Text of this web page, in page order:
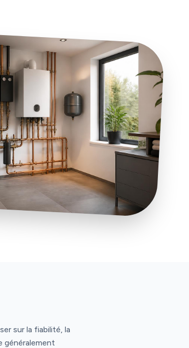
sur la fiabilité, la
généralement